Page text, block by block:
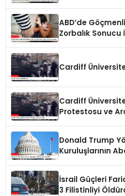
ABD’de
Zorbalık Sonucu
Cardiff
Cardiff
Protestosu ve
Donald Trump
Kuruluşlarının
İsrail Güçleri
3 Filistinliyi